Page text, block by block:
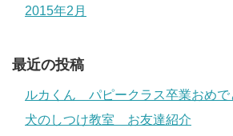
2015年2月
最近の投稿
ルカくん パピークラス卒業おめで
犬のしつけ教室 お友達紹介